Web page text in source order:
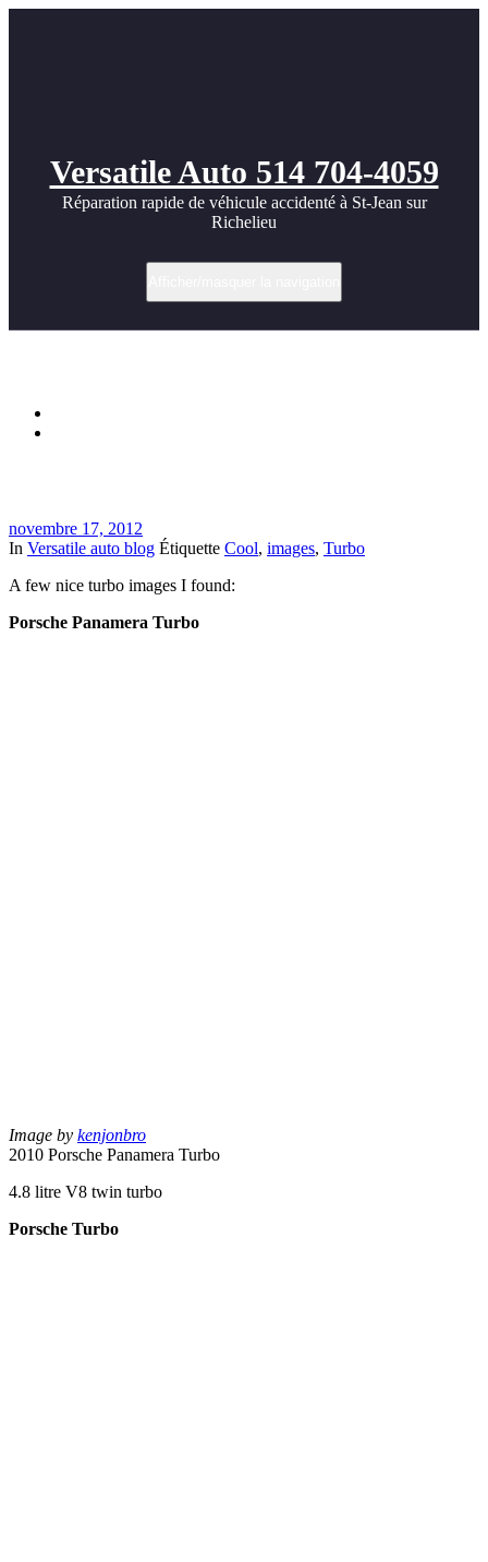
Versatile Auto 514 704-4059
Réparation rapide de véhicule accidenté à St-Jean sur
Richelieu
novembre 17, 2012
In Versatile auto blog Étiquette Cool, images, Turbo
A few nice turbo images I found:
Porsche Panamera Turbo
Image by kenjonbro
2010 Porsche Panamera Turbo
4.8 litre V8 twin turbo
Porsche Turbo